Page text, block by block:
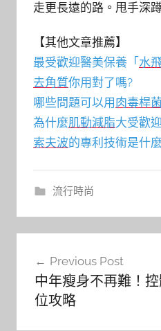
走更長遠的路。甩手深
【其他文章推薦】
最受歡迎醫美保養「 水
去角質你用對了嗎?
哪些問題可以用 肉毒桿菌
為什麼肌動減脂大受歡
索夫波的專利技術是什
流行時尚
Previous Post
中年瘦身不再難！
位攻略